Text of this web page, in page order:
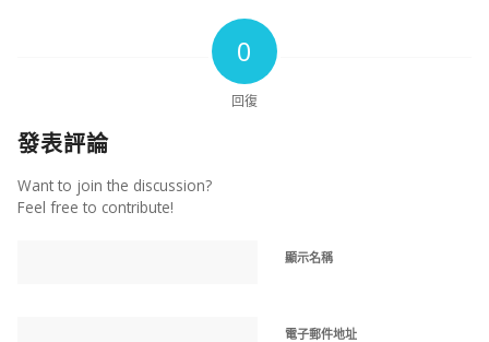
0
回復
發表評論
Want to join the discussion?
Feel free to contribute!
顯示名稱
電子郵件地址